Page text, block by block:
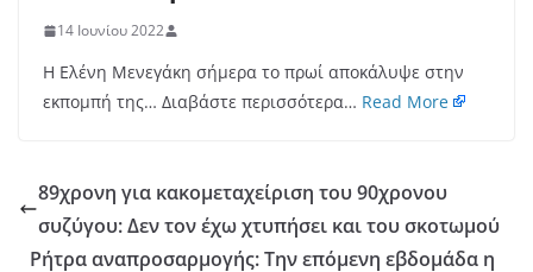
14 Ιουνίου 2022
Η Ελένη Μενεγάκη σήμερα το πρωί αποκάλυψε στην
εκπομπή της… Διαβάστε περισσότερα… Read More
89χρονη για κακομεταχείριση του 90χρονου
συζύγου: Δεν τον έχω χτυπήσει και του σκοτωμού
Ρήτρα αναπροσαρμογής: Την επόμενη εβδομάδα η